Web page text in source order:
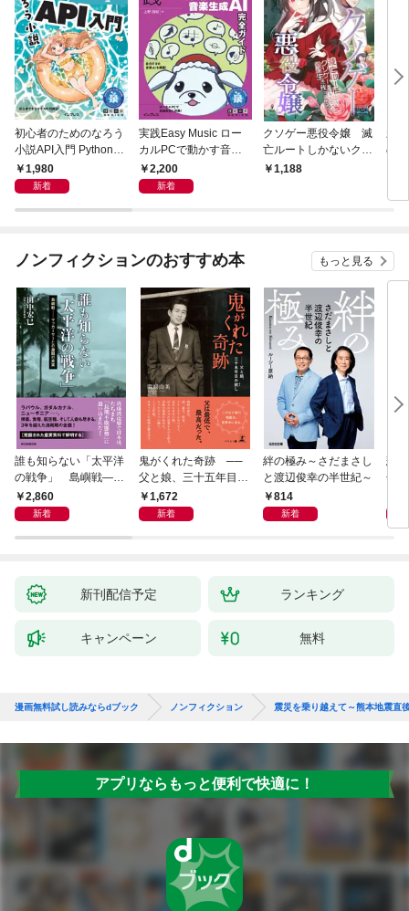
初心者のためのなろう
小説API入門 Pythonで
作るデータ活用法
1,980
新着
実践Easy Music ロー
カルPCで動かす音楽
生成AI完全ガイド
2,200
新着
クソゲー悪役令嬢 滅
亡ルートしかないクソ
ゲーに転生したけど、
1,188
新
の
ノンフィクションのおすすめ本 もっと見る
誰も知らない「太平洋
の戦争」 島嶼戦――
マッカーサーとの激闘
の真実
2,860
新着
鬼がくれた奇跡 ──
父と娘、三十五年目の
赦し1,672
新着
絆の極み～さだまさし
と渡辺俊幸の半世紀～
814
新着
悲
子
新刊配信予定 ランキング
キャンペーン 無料
漫画無料試し読みならdブック ノンフィクション 震災を乗り越えて～熊本地震直
アプリならもっと便利で快適に！